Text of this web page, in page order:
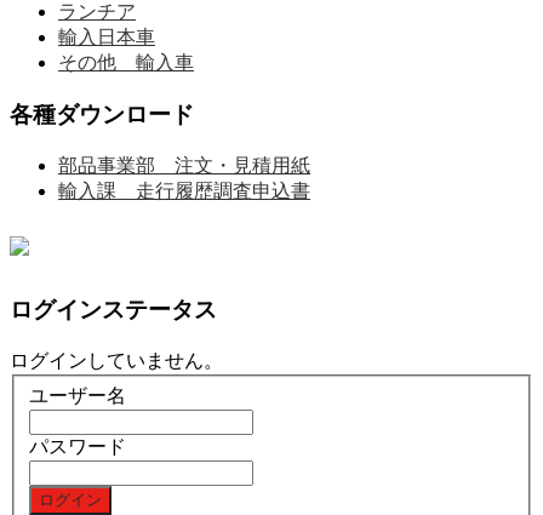
ランチア
輸入日本車
その他 輸入車
各種ダウンロード
部品事業部 注文・見積用紙
輸入課 走行履歴調査申込書
ログインステータス
ログインしていません。
ユーザー名
パスワード